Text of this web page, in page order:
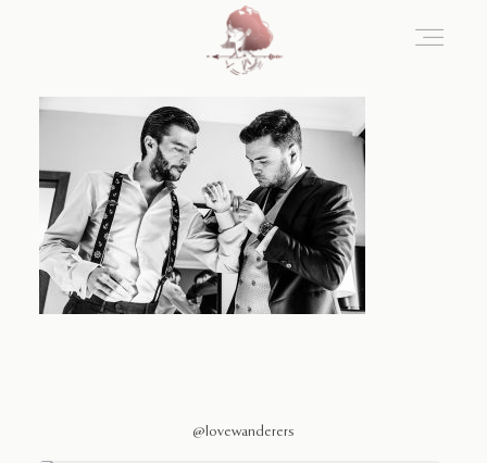
@lovewanderers
Home
Blog
Sobre Nosotros